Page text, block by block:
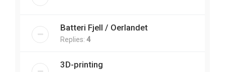
Batteri Fjell / Oerlandet
Replies: 4
3D-printing